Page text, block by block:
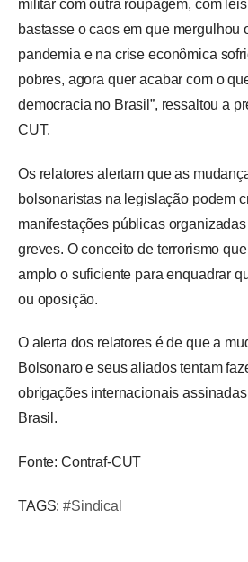
militar com outra roupagem, com
bastasse o caos em que mergulhou
pandemia e na crise econômica
pobres, agora quer acabar com o
democracia no Brasil”, ressaltou a
CUT.
Os relatores alertam que as
bolsonaristas na legislação podem
manifestações públicas
greves. O conceito de terrorismo
amplo o suficiente para enquadrar
ou oposição.
O alerta dos relatores é de que a
Bolsonaro e seus aliados tentam
obrigações internacionais
Brasil.
Fonte: Contraf-CUT
TAGS: #Sindical